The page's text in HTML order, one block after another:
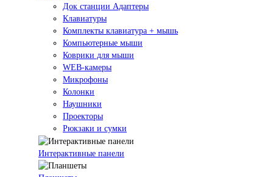
Док станции Адаптеры
Клавиатуры
Комплекты клавиатура + мышь
Компьютерные мыши
Коврики для мыши
WEB-камеры
Микрофоны
Колонки
Наушники
Проекторы
Рюкзаки и сумки
Интерактивные панели